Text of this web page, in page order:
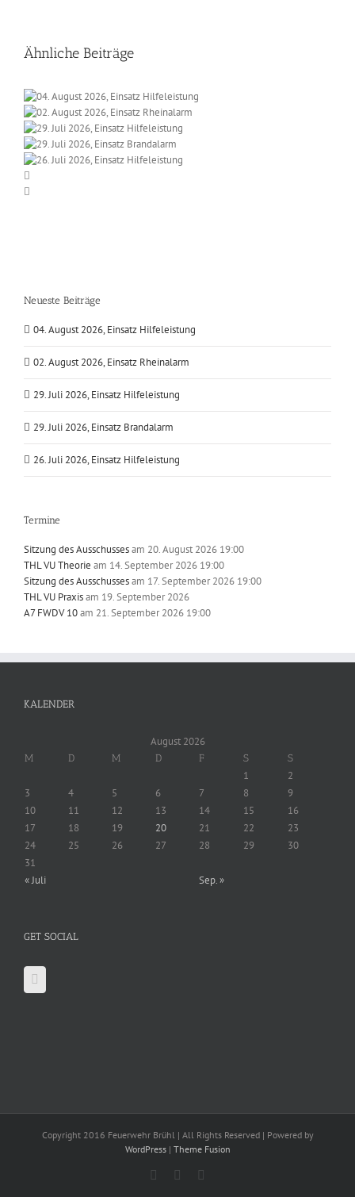
Ähnliche Beiträge
Neueste Beiträge
04. August 2026, Einsatz Hilfeleistung
02. August 2026, Einsatz Rheinalarm
29. Juli 2026, Einsatz Hilfeleistung
29. Juli 2026, Einsatz Brandalarm
26. Juli 2026, Einsatz Hilfeleistung
Termine
Sitzung des Ausschussesam 20. August 2026 19:00
THL VU Theorie am 14. September 2026 19:00
Sitzung des Ausschussesam 17. September 2026 19:00
THL VU Praxisam 19. September 2026
A7 FWDV 10am 21. September 2026 19:00
KALENDER
August 2026
M D M D F S S
1
2
3
4 5 6 7 8
9
10
11 12 13 14 15
16
17
18 19 20 21 22
23
24
25 26 27 28 29
30
31
« Juli
Sep. »
GET SOCIAL
Copyright 2016 Feuerwehr Brühl | All Rights Reserved | Powered by
WordPress| Theme Fusion
Facebook